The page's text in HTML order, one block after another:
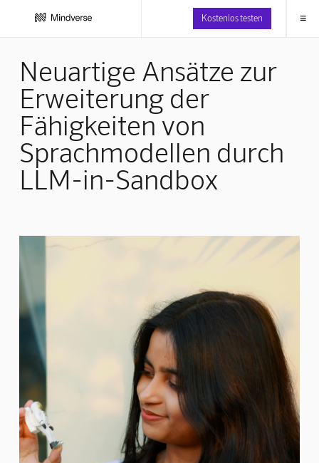
Kostenlos testen ≡
Neuartige Ansätze zur
Erweiterung der
Fähigkeiten von
Sprachmodellen durch
LLM-in-Sandbox